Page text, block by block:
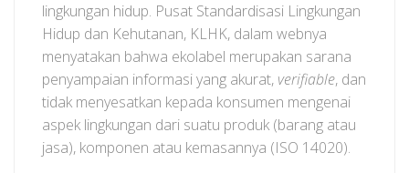
lingkungan hidup. Pusat Standardisasi Lingkungan
Hidup dan Kehutanan, KLHK, dalam webnya
menyatakan bahwa ekolabel merupakan sarana
penyampaian informasi yang akurat, verifiable, dan
tidak menyesatkan kepada konsumen mengenai
aspek lingkungan dari suatu produk (barang atau
jasa), komponen atau kemasannya (ISO 14020).